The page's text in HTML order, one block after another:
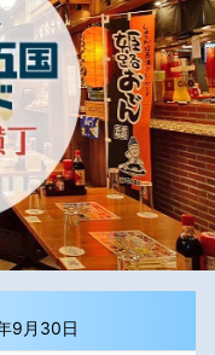
9月30日